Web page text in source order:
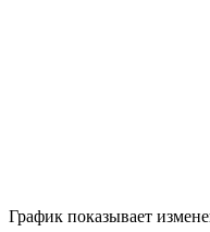
График показывает